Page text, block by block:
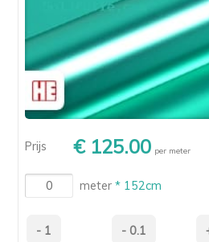
Prijs € 125.00 per meter
meter* 152cm